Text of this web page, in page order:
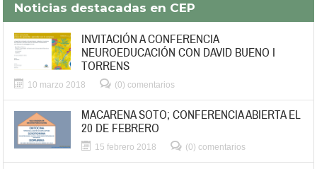
Noticias destacadas en CEP
INVITACIÓN A CONFERENCIA
NEUROEDUCACIÓN CON DAVID BUENO I
TORRENS
10 marzo 2018 (0) comentarios
MACARENA SOTO; CONFERENCIA ABIERTA EL
20 DE FEBRERO
15 febrero 2018 (0) comentarios